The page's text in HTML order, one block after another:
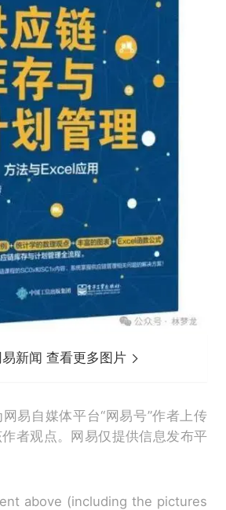
新闻 查看更多图片
易自媒体平台“网易号”作者上传
者观点。网易仅提供信息发布平
above (including the pictures